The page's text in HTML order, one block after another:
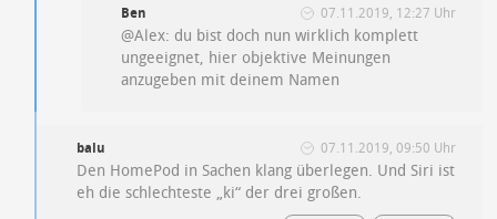
Ben 07.11.2019, 12:27 Uhr
@Alex: du bist doch nun wirklich komplett
ungeeignet, hier objektive Meinungen
anzugeben mit deinem Namen
balu 07.11.2019, 09:50 Uhr
Den HomePod in Sachen klang überlegen. Und Siri ist
eh die schlechteste „ki“ der drei großen.